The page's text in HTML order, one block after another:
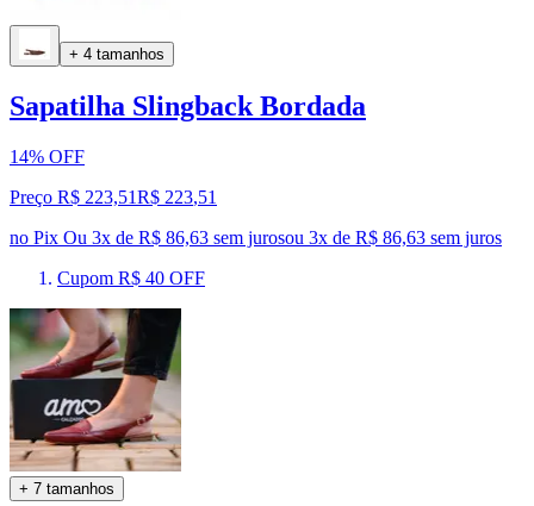
+ 4 tamanhos
Sapatilha Slingback Bordada
14% OFF
Preço R$ 223,51R$ 223,51
no Pix Ou 3x de R$ 86,63 sem jurosou 3x de R$ 86,63 sem juros
Cupom R$ 40 OFF
+ 7 tamanhos